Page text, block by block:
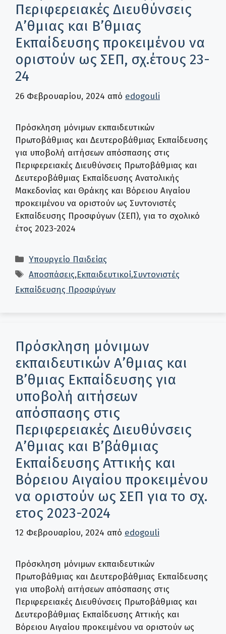
Περιφερειακές Διευθύνσεις
Α’θμιας και Β’θμιας
Εκπαίδευσης προκειμένου να
οριστούν ως ΣΕΠ, σχ.έτους 23-
24
26 Φεβρουαρίου, 2024 από edogouli
Πρόσκληση μόνιμων εκπαιδευτικών
Πρωτοβάθμιας και Δευτεροβάθμιας Εκπαίδευσης
για υποβολή αιτήσεων απόσπασης στις
Περιφερειακές Διευθύνσεις Πρωτοβάθμιας και
Δευτεροβάθμιας Εκπαίδευσης Ανατολικής
Μακεδονίας και Θράκης και Βόρειου Αιγαίου
προκειμένου να οριστούν ως Συντονιστές
Εκπαίδευσης Προσφύγων (ΣΕΠ), για το σχολικό
έτος 2023-2024
Κατηγορίες
Υπουργείο Παιδείας
Ετικέτες
Αποσπάσεις,Εκπαιδευτικοί,Συντονιστές
Εκπαίδευσης Προσφύγων
Πρόσκληση μόνιμων
εκπαιδευτικών Α’θμιας και
Β’θμιας Εκπαίδευσης για
υποβολή αιτήσεων
απόσπασης στις
Περιφερειακές Διευθύνσεις
Α’θμιας και Β’βάθμιας
Εκπαίδευσης Αττικής και
Βόρειου Αιγαίου προκειμένου
να οριστούν ως ΣΕΠ για το σχ.
ετος 2023-2024
12 Φεβρουαρίου, 2024 από edogouli
Πρόσκληση μόνιμων εκπαιδευτικών
Πρωτοβάθμιας και Δευτεροβάθμιας Εκπαίδευσης
για υποβολή αιτήσεων απόσπασης στις
Περιφερειακές Διευθύνσεις Πρωτοβάθμιας και
Δευτεροβάθμιας Εκπαίδευσης Αττικής και
Βόρειου Αιγαίου προκειμένου να οριστούν ως